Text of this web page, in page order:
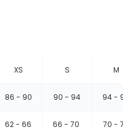
XS S M
86 - 90 90 - 94 94 -
62 - 66 66 - 70 70 -